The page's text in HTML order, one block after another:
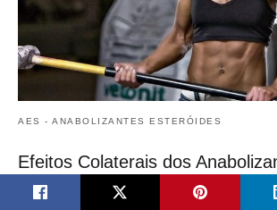
AES - ANABOLIZANTES ESTERÓIDES
Efeitos Colaterais dos
Mulheres